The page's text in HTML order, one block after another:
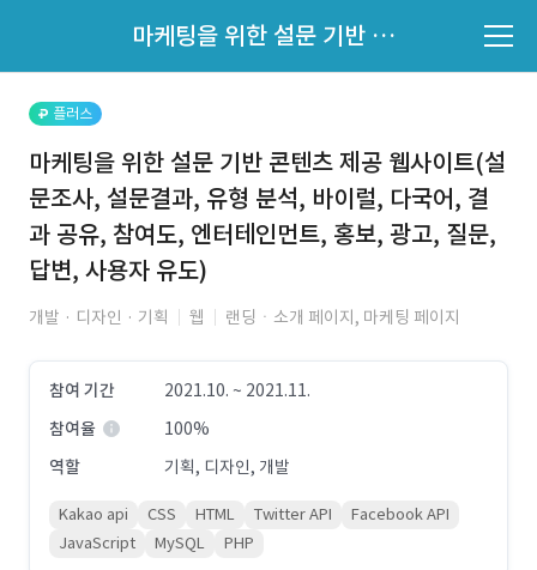
마케팅을 위한 설문 기반 콘텐츠 제공 웹사이트(설문조사, 설문결과, 유형 분석, 바이럴, 다국어, 결과 공유, 참여도, 엔터테인먼트, 홍보, 광고, 질문, 답변, 사용자 유도)
지원자 목록 바로가기
플러스
마케팅을 위한 설문 기반 콘텐츠 제공 웹사이트(설
문조사, 설문결과, 유형 분석, 바이럴, 다국어, 결
과 공유, 참여도, 엔터테인먼트, 홍보, 광고, 질문,
답변, 사용자 유도)
개발 · 디자인 · 기획 웹 랜딩ㆍ소개 페이지, 마케팅 페이지
참여 기간
2021.10. ~ 2021.11.
참여율
100%
역할
기획, 디자인, 개발
Kakao api CSS HTML Twitter API
Facebook API
JavaScript
MySQL PHP